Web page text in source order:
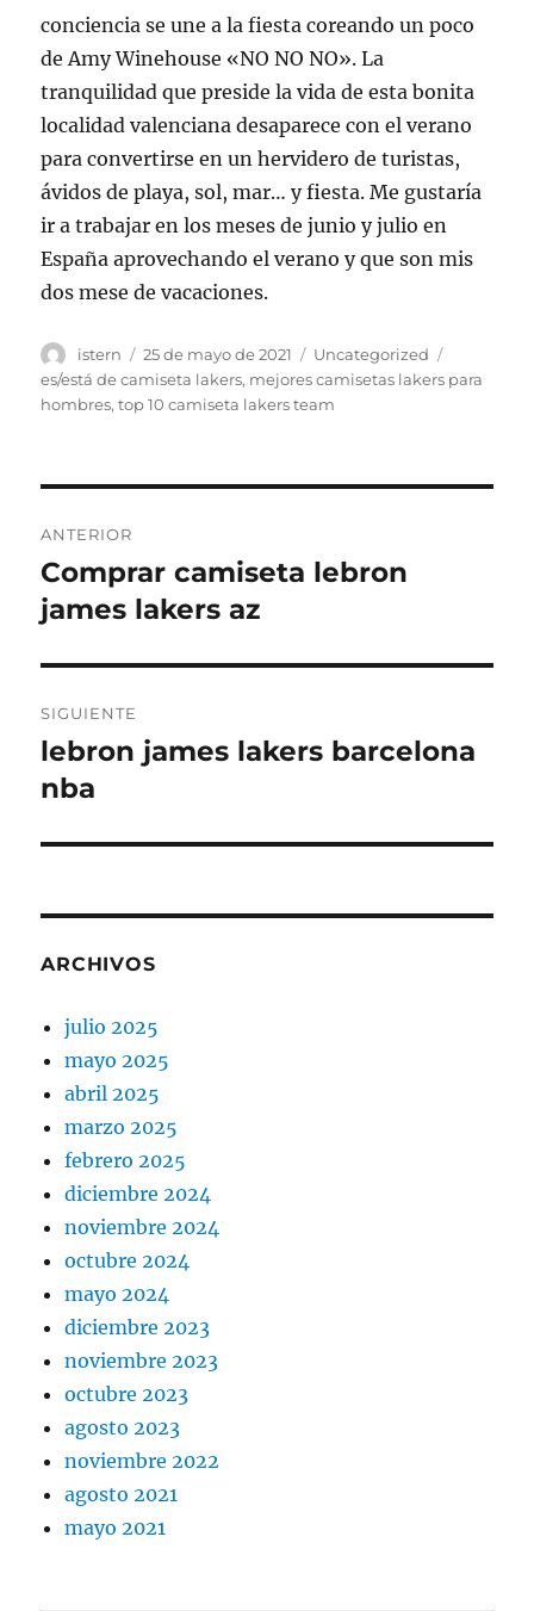
conciencia se une a la fiesta coreando un poco
de Amy Winehouse «NO NO NO». La
tranquilidad que preside la vida de esta bonita
localidad valenciana desaparece con el verano
para convertirse en un hervidero de turistas,
ávidos de playa, sol, mar… y fiesta. Me gustaría
ir a trabajar en los meses de junio y julio en
España aprovechando el verano y que son mis
dos mese de vacaciones.
Autor
istern
Publicado
el
25 de mayo de 2021 Categorías
Uncategorized
es/está de camiseta lakers, mejores camisetas lakers para
hombres,top 10 camiseta lakers team
de
entradas
ANTERIOR
Entrada
anterior:
Comprar camiseta lebron
james lakers az
SIGUIENTE
Entrada
siguiente:
lebron james lakers barcelona
nba
ARCHIVOS
julio 2025
mayo 2025
abril 2025
marzo 2025
febrero 2025
diciembre 2024
noviembre 2024
octubre 2024
mayo 2024
diciembre 2023
noviembre 2023
octubre 2023
agosto 2023
noviembre 2022
agosto 2021
mayo 2021